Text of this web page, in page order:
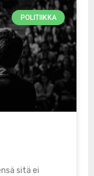
POLITIIKKA
sitä ei